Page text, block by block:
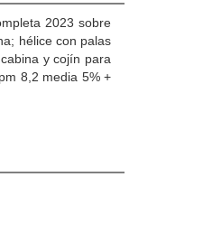
2023 sobre
hélice con palas
y cojín para
8,2 media 5% +